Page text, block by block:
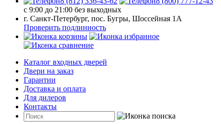
с 9:00 до 21:00 без выходных
г. Санкт-Петербург, пос. Бугры, Шоссейная 1А
Проверить подлинность
Каталог входных дверей
Двери на заказ
Гарантии
Доставка и оплата
Для дилеров
Контакты